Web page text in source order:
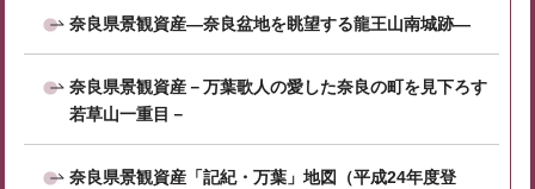
奈良県景観資産―奈良盆地を眺望する龍王山南城跡―
奈良県景観資産－万葉歌人の愛した奈良の町を見下ろす
若草山一重目－
奈良県景観資産「記紀・万葉」地図（平成24年度登